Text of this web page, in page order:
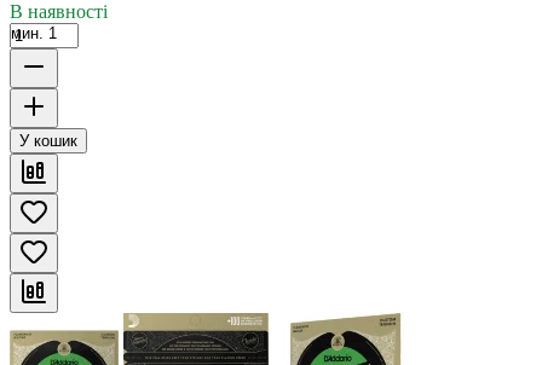
В наявності
мин. 1
У кошик